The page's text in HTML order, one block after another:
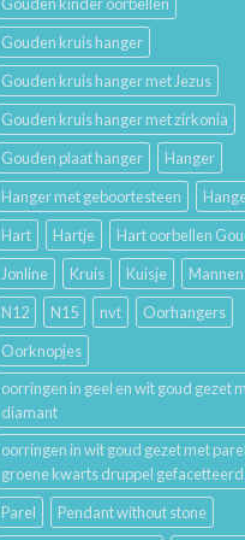
Gouden kinder oorbellen
Gouden kruis hanger
Gouden kruis hanger met Jezus
Gouden kruis hanger met zirkonia
Gouden plaat hanger
Hanger
Hanger met geboortesteen
Hart
Hartje
Hart oorbellen
Jonline
Kruis Kuisje
Mannen
N12
N15 nvt
Oorhangers
Oorknopjes
oorringen in geel en wit goud gezet
diamant
oorringen in wit goud gezet met
groene kwarts druppel gefacetteerd
Parel
Pendant without stone